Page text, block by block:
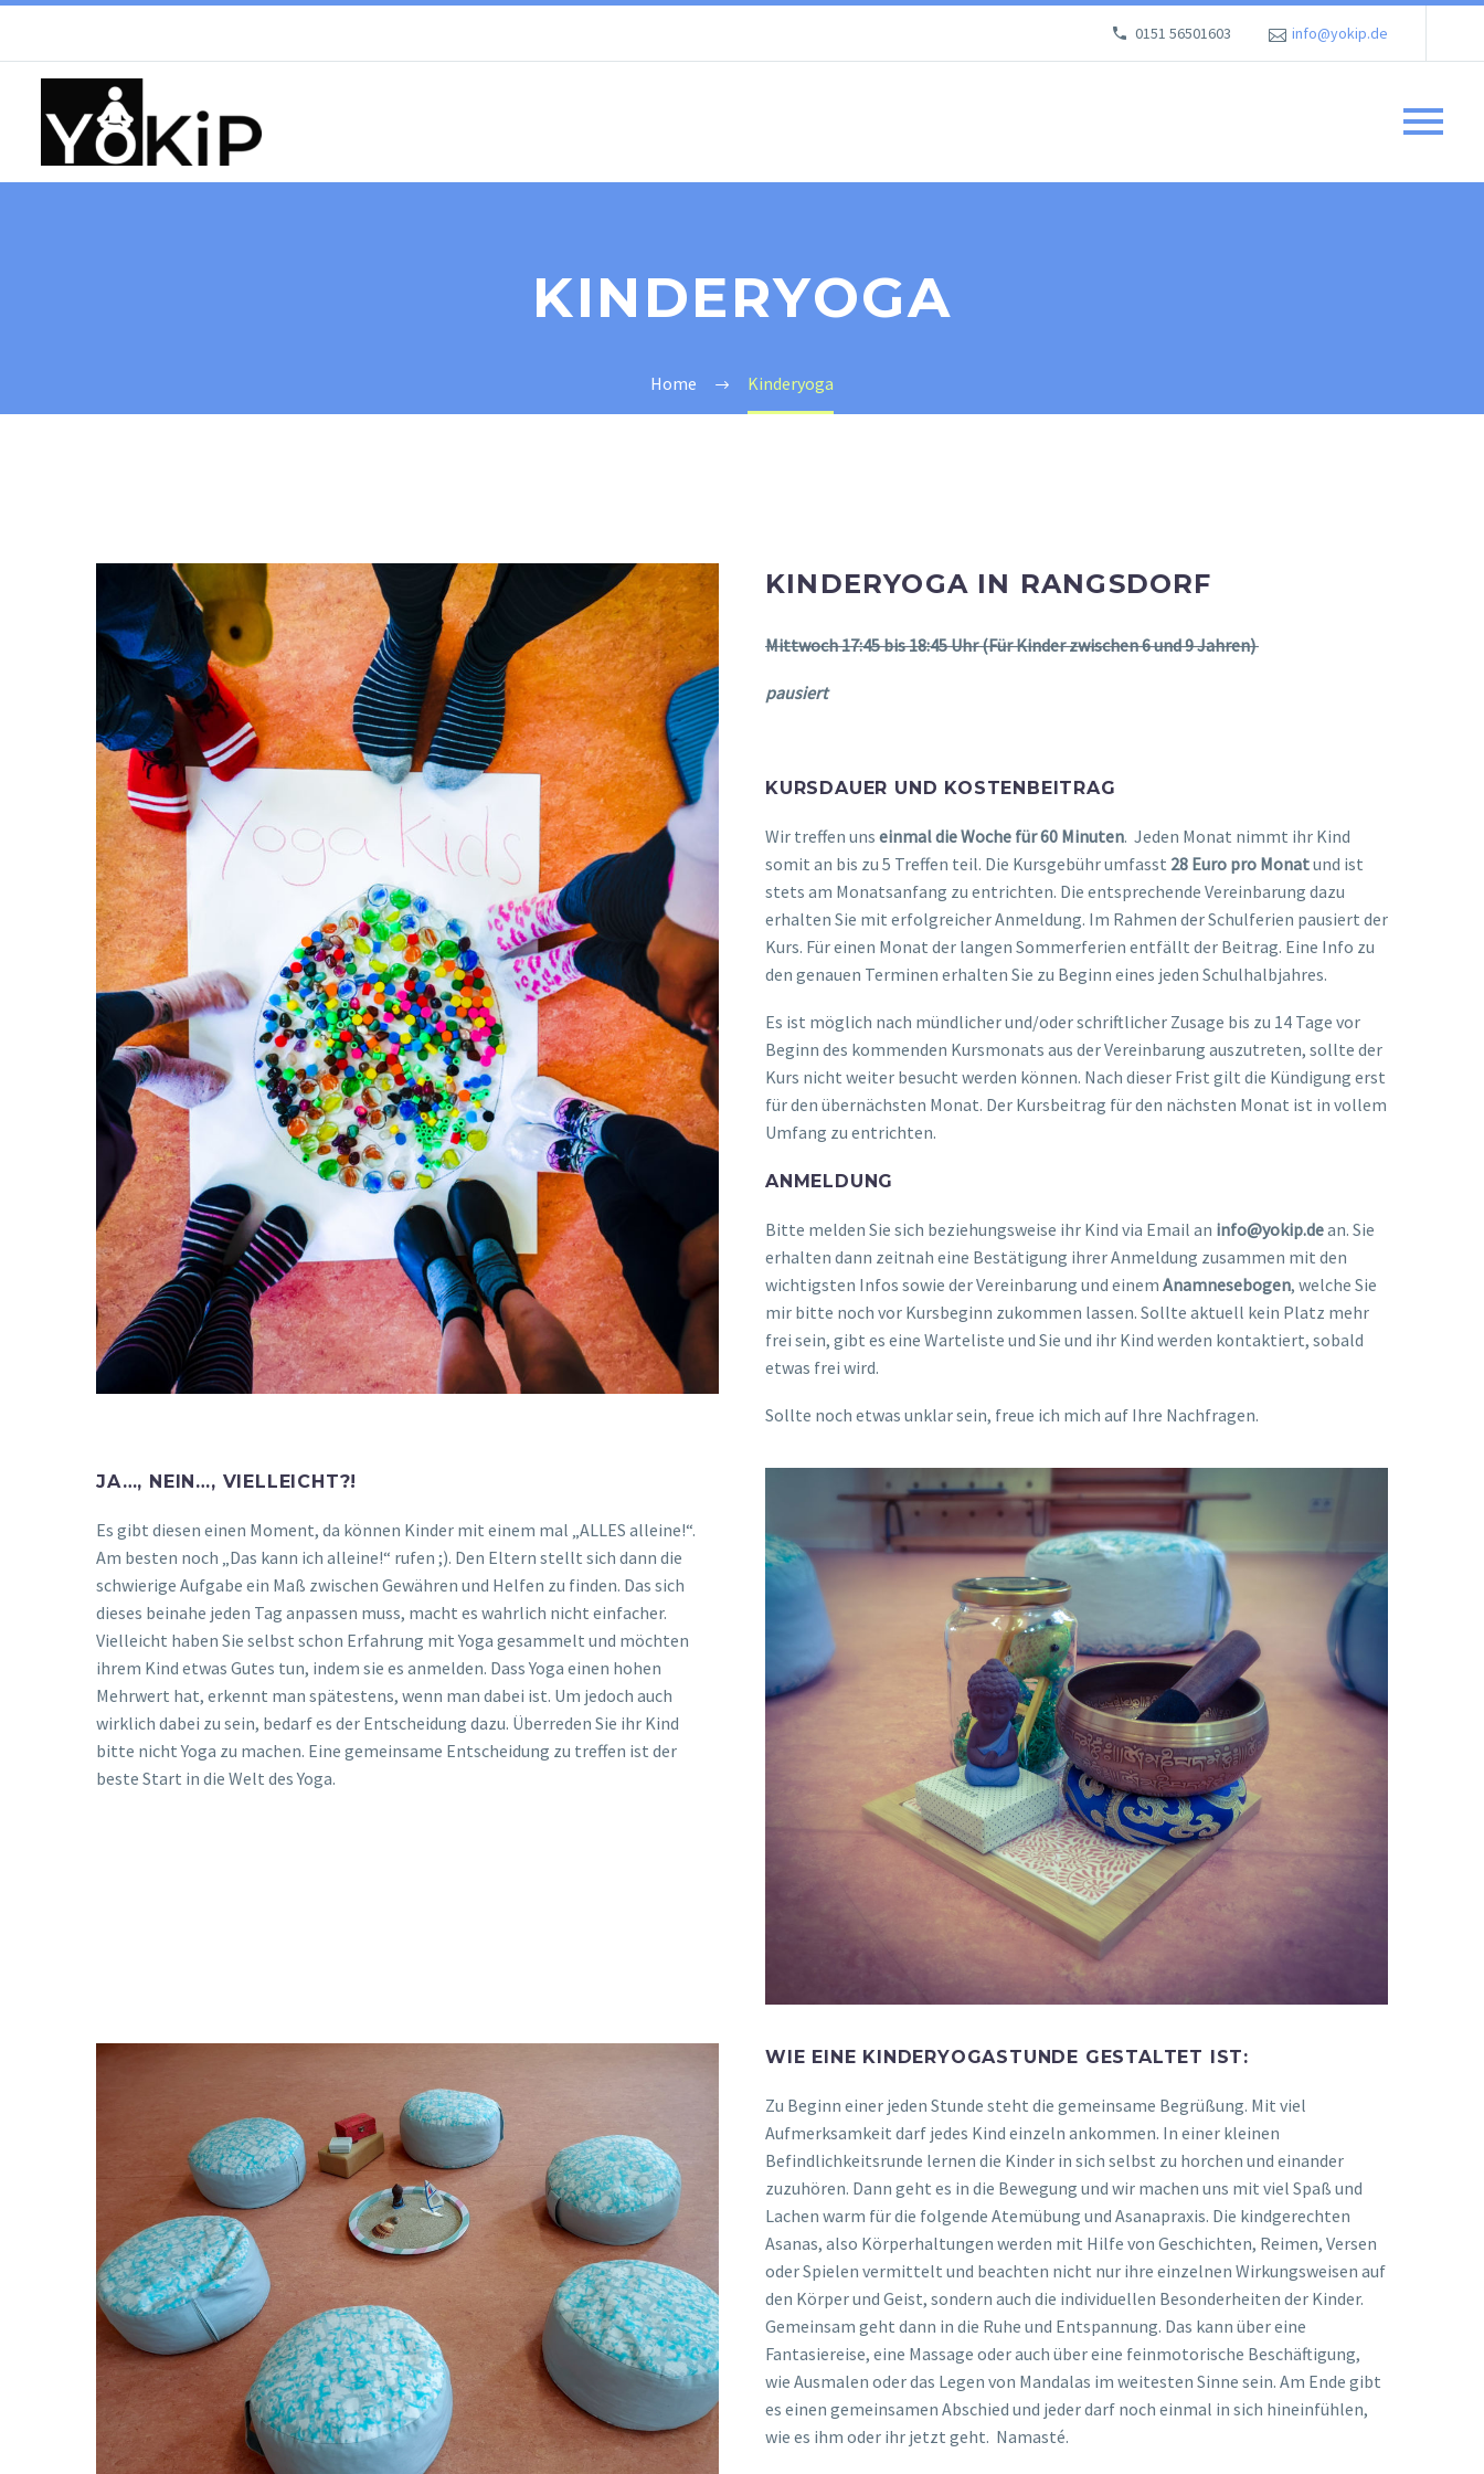
0151 56501603 info@yokip.de
KINDERYOGA
Home Kinderyoga
KINDERYOGA IN RANGSDORF
Mittwoch 17:45 bis 18:45 Uhr (Für Kinder zwischen 6 und 9 Jahren)
pausiert
KURSDAUER UND KOSTENBEITRAG
Wir treffen uns einmal die Woche für 60 Minuten. Jeden Monat nimmt ihr Kind
somit an bis zu 5 Treffen teil. Die Kursgebühr umfasst 28 Euro pro Monatund ist
stets am Monatsanfang zu entrichten. Die entsprechende Vereinbarung dazu
erhalten Sie mit erfolgreicher Anmeldung. Im Rahmen der Schulferien pausiert der
Kurs. Für einen Monat der langen Sommerferien entfällt der Beitrag. Eine Info zu
den genauen Terminen erhalten Sie zu Beginn eines jeden Schulhalbjahres.
Es ist möglich nach mündlicher und/oder schriftlicher Zusage bis zu 14 Tage vor
Beginn des kommenden Kursmonats aus der Vereinbarung auszutreten, sollte der
Kurs nicht weiter besucht werden können. Nach dieser Frist gilt die Kündigung erst
für den übernächsten Monat. Der Kursbeitrag für den nächsten Monat ist in vollem
Umfang zu entrichten.
ANMELDUNG
Bitte melden Sie sich beziehungsweise ihr Kind via Email an info@yokip.dean. Sie
erhalten dann zeitnah eine Bestätigung ihrer Anmeldung zusammen mit den
wichtigsten Infos sowie der Vereinbarung und einem Anamnesebogen, welche Sie
mir bitte noch vor Kursbeginn zukommen lassen. Sollte aktuell kein Platz mehr
frei sein, gibt es eine Warteliste und Sie und ihr Kind werden kontaktiert, sobald
etwas frei wird.
Sollte noch etwas unklar sein, freue ich mich auf Ihre Nachfragen.
JA…, NEIN…, VIELLEICHT?!
Es gibt diesen einen Moment, da können Kinder mit einem mal „ALLES alleine!“.
Am besten noch „Das kann ich alleine!“ rufen ;). Den Eltern stellt sich dann die
schwierige Aufgabe ein Maß zwischen Gewähren und Helfen zu finden. Das sich
dieses beinahe jeden Tag anpassen muss, macht es wahrlich nicht einfacher.
Vielleicht haben Sie selbst schon Erfahrung mit Yoga gesammelt und möchten
ihrem Kind etwas Gutes tun, indem sie es anmelden. Dass Yoga einen hohen
Mehrwert hat, erkennt man spätestens, wenn man dabei ist. Um jedoch auch
wirklich dabei zu sein, bedarf es der Entscheidung dazu. Überreden Sie ihr Kind
bitte nicht Yoga zu machen. Eine gemeinsame Entscheidung zu treffen ist der
beste Start in die Welt des Yoga.
WIE EINE KINDERYOGASTUNDE GESTALTET IST:
Zu Beginn einer jeden Stunde steht die gemeinsame Begrüßung. Mit viel
Aufmerksamkeit darf jedes Kind einzeln ankommen. In einer kleinen
Befindlichkeitsrunde lernen die Kinder in sich selbst zu horchen und einander
zuzuhören. Dann geht es in die Bewegung und wir machen uns mit viel Spaß und
Lachen warm für die folgende Atemübung und Asanapraxis. Die kindgerechten
Asanas, also Körperhaltungen werden mit Hilfe von Geschichten, Reimen, Versen
oder Spielen vermittelt und beachten nicht nur ihre einzelnen Wirkungsweisen auf
den Körper und Geist, sondern auch die individuellen Besonderheiten der Kinder.
Gemeinsam geht dann in die Ruhe und Entspannung. Das kann über eine
Fantasiereise, eine Massage oder auch über eine feinmotorische Beschäftigung,
wie Ausmalen oder das Legen von Mandalas im weitesten Sinne sein. Am Ende gibt
es einen gemeinsamen Abschied und jeder darf noch einmal in sich hineinfühlen,
wie es ihm oder ihr jetzt geht. Namasté.